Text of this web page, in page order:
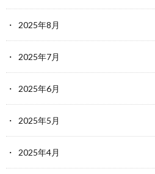
2025年8月
2025年7月
2025年6月
2025年5月
2025年4月